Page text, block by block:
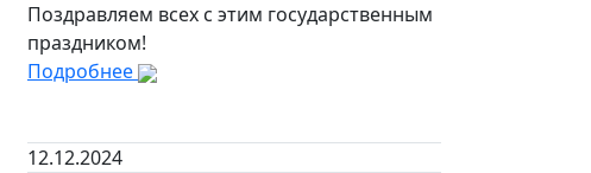
Поздравляем всех с этим государственным
праздником!
Подробнее
12.12.2024